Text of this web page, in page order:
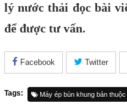
lý nước thải đọc bài
để được tư vấn.
Facebook Twitter
Tags: Máy ép bùn khung bản thuộc